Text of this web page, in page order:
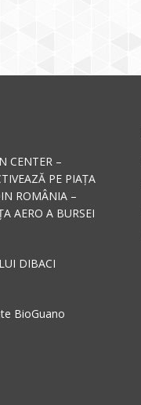
CENTER –
PE PIAȚA
ROMÂNIA –
AERO A BURSEI
DIBACI
BioGuano